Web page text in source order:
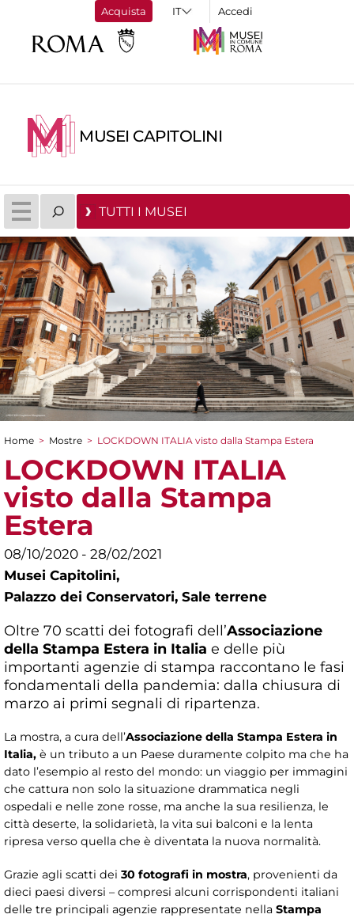
Acquista Accedi
MUSEI CAPITOLINI
TUTTI I MUSEI
Tu sei qui
Home > Mostre > LOCKDOWN ITALIA visto dalla Stampa Estera
LOCKDOWN ITALIA
visto dalla Stampa
Estera
08/10/2020 - 28/02/2021
Musei Capitolini,
Palazzo dei Conservatori, Sale terrene
Oltre 70 scatti dei fotografi dell’Associazione
della Stampa Estera in Italia e delle più
importanti agenzie di stampa raccontano le fasi
fondamentali della pandemia: dalla chiusura di
marzo ai primi segnali di ripartenza.
La mostra, a cura dell’Associazione della Stampa Estera in
Italia, è un tributo a un Paese duramente colpito ma che ha
dato l’esempio al resto del mondo: un viaggio per immagini
che cattura non solo la situazione drammatica negli
ospedali e nelle zone rosse, ma anche la sua resilienza, le
città deserte, la solidarietà, la vita sui balconi e la lenta
ripresa verso quella che è diventata la nuova normalità.
Grazie agli scatti dei 30 fotografi in mostra, provenienti da
dieci paesi diversi – compresi alcuni corrispondenti italiani
delle tre principali agenzie rappresentate nella Stampa